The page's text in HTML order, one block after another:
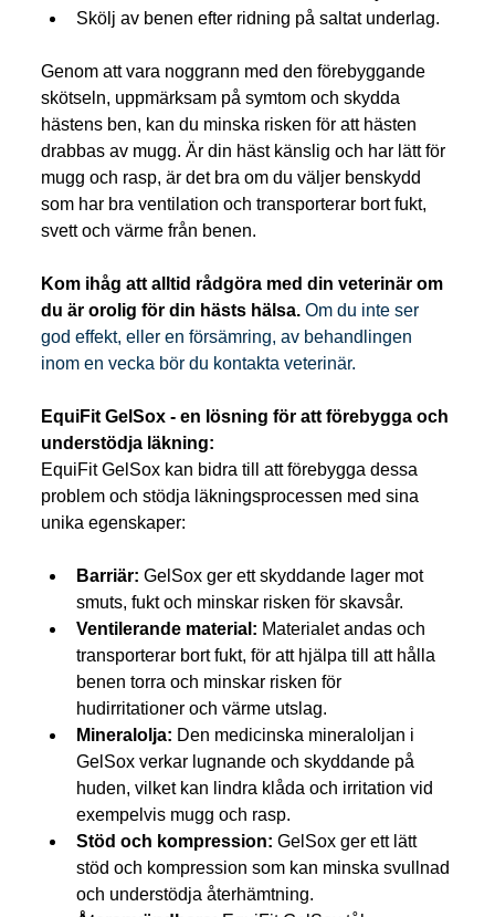
Skölj av benen efter ridning på saltat underlag.
Genom att vara noggrann med den förebyggande
skötseln, uppmärksam på symtom och skydda
hästens ben, kan du minska risken för att hästen
drabbas av mugg. Är din häst känslig och har lätt för
mugg och rasp, är det bra om du väljer benskydd
som har bra ventilation och transporterar bort fukt,
svett och värme från benen.
Kom ihåg att alltid rådgöra med din veterinär om
du är orolig för din hästs hälsa. Om du inte ser
god effekt, eller en försämring, av behandlingen
inom en vecka bör du kontakta veterinär.
EquiFit GelSox - en lösning för att förebygga och
understödja läkning:
EquiFit GelSox kan bidra till att förebygga dessa
problem och stödja läkningsprocessen med sina
unika egenskaper:
Barriär: GelSox ger ett skyddande lager mot
smuts, fukt och minskar risken för skavsår.
Ventilerande material: Materialet andas och
transporterar bort fukt, för att hjälpa till att hålla
benen torra och minskar risken för
hudirritationer och värme utslag.
Mineralolja: Den medicinska mineraloljan i
GelSox verkar lugnande och skyddande på
huden, vilket kan lindra klåda och irritation vid
exempelvis mugg och rasp.
Stöd och kompression: GelSox ger ett lätt
stöd och kompression som kan minska svullnad
och understödja återhämtning.